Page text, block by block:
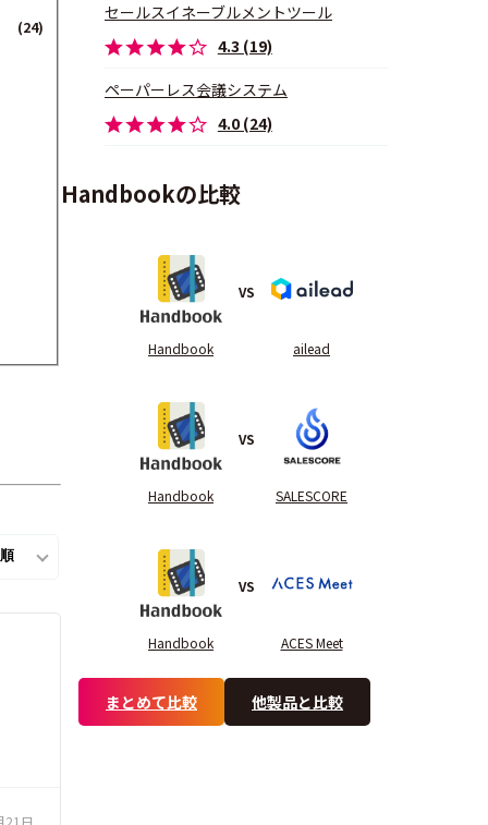
(24)
セールスイネーブルメントツール
4.3 (19)
ペーパーレス会議システム
4.0 (24)
Handbookの比較
Handbook
VS
ailead
Handbook
VS
SALESCORE
Handbook
VS
ACES Meet
まとめて比較 他製品と比較